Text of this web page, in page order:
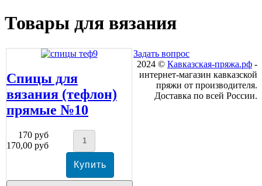
Товары для вязания
Спицы для
вязания (тефлон)
прямые №10
170 руб
170,00 руб
Задать вопрос
2024 © Кавказская-пряжа.рф -
интернет-магазин кавказской
пряжи от производителя.
Доставка по всей России.